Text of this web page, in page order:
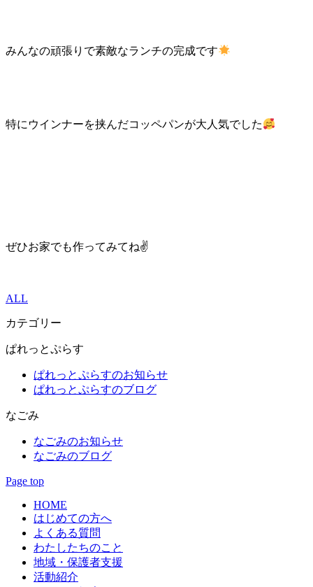
みんなの頑張りで素敵なランチの完成です
特にウインナーを挟んだコッペパンが大人気でした
ぜひお家でも作ってみてね✌️
ALL
カテゴリー
ぱれっとぷらす
ぱれっとぷらすのお知らせ
ぱれっとぷらすのブログ
なごみ
なごみのお知らせ
なごみのブログ
Page top
HOME
はじめての方へ
よくある質問
わたしたちのこと
地域・保護者支援
活動紹介